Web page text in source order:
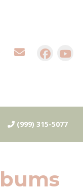
(999) 315-5077